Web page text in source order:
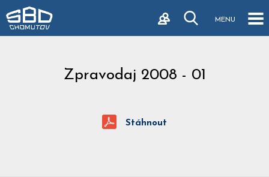
MENU
Zpravodaj 2008 - 01
Stáhnout